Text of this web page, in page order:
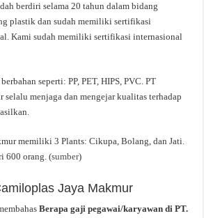
berdiri selama 20 tahun dalam bidang
plastik dan sudah memiliki sertifikasi
Kami sudah memiliki sertifikasi internasional
seperti: PP, PET, HIPS, PVC. PT
selalu menjaga dan mengejar kualitas terhadap
memiliki 3 Plants: Cikupa, Bolang, dan Jati.
600 orang. (sumber)
Jaya Makmur
Berapa gaji pegawai/karyawan di PT.